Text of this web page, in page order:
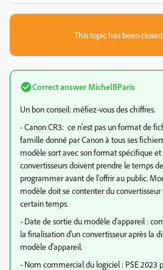
This topic has been
Correct answer MichelBParis
Un bon conseil: méfiez-vous des chiffres.
- Canon CR3: ce n'est pas un format de
famille donné par Canon à tous ses
modèle sort avec son format spécifique et
convertisseurs doivent prendre le temps
programmer avant de l'offrir au public.
modèle doit se contenter du
certain temps.
- Date de sortie du modèle d'appareil :
la finalisation d'un convertisseur après la
modèle d'appareil.
- Nom commercial du logiciel : PSE 2023